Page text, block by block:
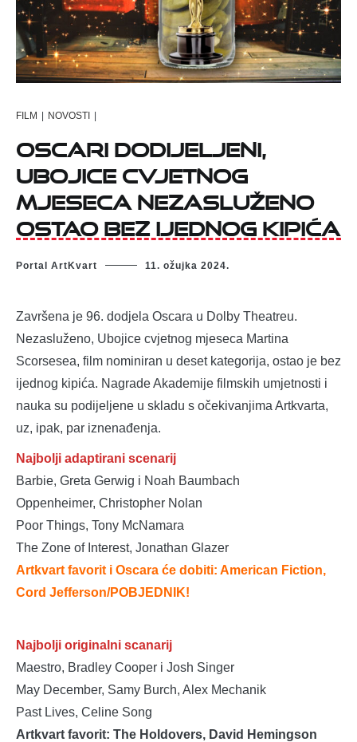
FILM | NOVOSTI |
Oscari dodijeljeni,
Ubojice cvjetnog
mjeseca nezasluženo
ostao bez ijednog kipića
Portal ArtKvart 11. ožujka 2024.
Završena je 96. dodjela Oscara u Dolby Theatreu.
Nezasluženo, Ubojice cvjetnog mjeseca Martina
Scorsesea, film nominiran u deset kategorija, ostao je bez
ijednog kipića. Nagrade Akademije filmskih umjetnosti i
nauka su podijeljene u skladu s očekivanjima Artkvarta,
uz, ipak, par iznenađenja.
Najbolji adaptirani scenarij
Barbie, Greta Gerwig i Noah Baumbach
Oppenheimer, Christopher Nolan
Poor Things, Tony McNamara
The Zone of Interest, Jonathan Glazer
Artkvart favorit i Oscara će dobiti: American Fiction,
Cord Jefferson/POBJEDNIK!
Najbolji originalni scanarij
Maestro, Bradley Cooper i Josh Singer
May December, Samy Burch, Alex Mechanik
Past Lives, Celine Song
Artkvart favorit: The Holdovers, David Hemingson